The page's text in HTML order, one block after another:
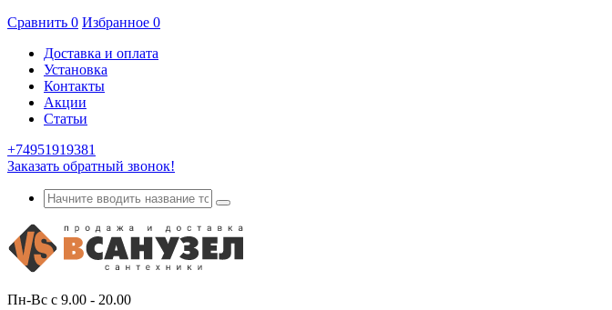
Сравнить 0 Избранное 0
Доставка и оплата
Установка
Контакты
Акции
Статьи
+74951919381
Заказать обратный звонок!
Пн-Вс с 9.00 - 20.00